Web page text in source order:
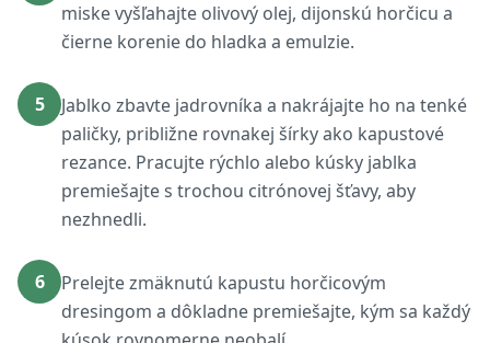
miske vyšľahajte olivový olej, dijonskú horčicu a
čierne korenie do hladka a emulzie.
5
Jablko zbavte jadrovníka a nakrájajte ho na tenké
paličky, približne rovnakej šírky ako kapustové
rezance. Pracujte rýchlo alebo kúsky jablka
premiešajte s trochou citrónovej šťavy, aby
nezhnedli.
6
Prelejte zmäknutú kapustu horčicovým
dresingom a dôkladne premiešajte, kým sa každý